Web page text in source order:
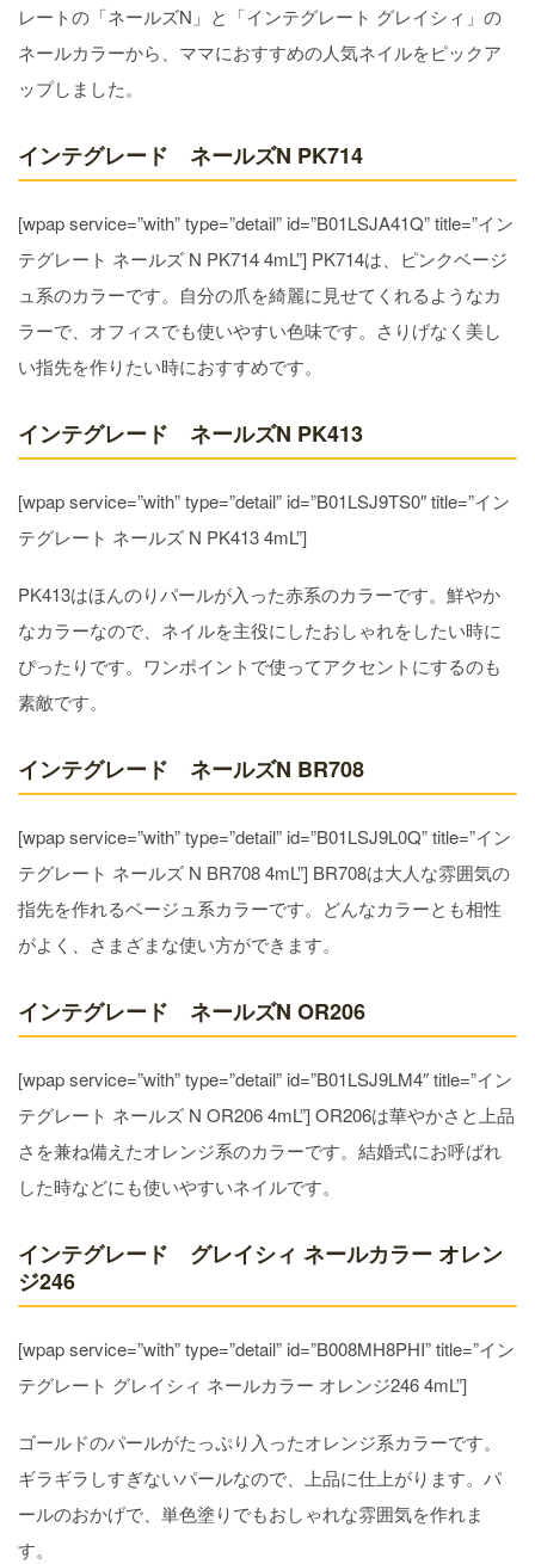
レートの「ネールズN」と「インテグレート グレイシィ」の
ネールカラーから、ママにおすすめの人気ネイルをピックア
ップしました。
インテグレード ネールズN PK714
[wpap service=”with” type=”detail” id=”B01LSJA41Q” title=”イン
テグレート ネールズ N PK714 4mL”] PK714は、ピンクベージ
ュ系のカラーです。自分の爪を綺麗に見せてくれるようなカ
ラーで、オフィスでも使いやすい色味です。さりげなく美し
い指先を作りたい時におすすめです。
インテグレード ネールズN PK413
[wpap service=”with” type=”detail” id=”B01LSJ9TS0″ title=”イン
テグレート ネールズ N PK413 4mL”]
PK413はほんのりパールが入った赤系のカラーです。鮮やか
なカラーなので、ネイルを主役にしたおしゃれをしたい時に
ぴったりです。ワンポイントで使ってアクセントにするのも
素敵です。
インテグレード ネールズN BR708
[wpap service=”with” type=”detail” id=”B01LSJ9L0Q” title=”イン
テグレート ネールズ N BR708 4mL”] BR708は大人な雰囲気の
指先を作れるベージュ系カラーです。どんなカラーとも相性
がよく、さまざまな使い方ができます。
インテグレード ネールズN OR206
[wpap service=”with” type=”detail” id=”B01LSJ9LM4″ title=”イン
テグレート ネールズ N OR206 4mL”] OR206は華やかさと上品
さを兼ね備えたオレンジ系のカラーです。結婚式にお呼ばれ
した時などにも使いやすいネイルです。
インテグレード グレイシィ ネールカラー オレン
ジ246
[wpap service=”with” type=”detail” id=”B008MH8PHI” title=”イン
テグレート グレイシィ ネールカラー オレンジ246 4mL”]
ゴールドのパールがたっぷり入ったオレンジ系カラーです。
ギラギラしすぎないパールなので、上品に仕上がります。パ
ールのおかげで、単色塗りでもおしゃれな雰囲気を作れま
す。